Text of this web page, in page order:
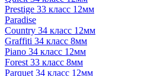
Prestige 33 класс 12мм
Paradise
Country 34 класс 12мм
Graffiti 34 класс 8мм
Piano 34 класс 12мм
Forest 33 класс 8мм
Parquet 34 класс 12мм